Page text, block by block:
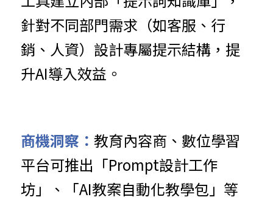
針對不同部門需求（如客服、行
銷、人資）設計專屬提示結構，提
升AI導入效益。
商機洞察： 教育內容商、數位學習
平台可推出「Prompt設計工作
坊」、「AI教案自動化教學包」等